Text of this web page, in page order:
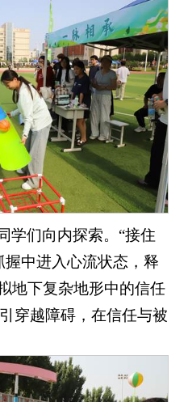
学们向内探索。“接住
中进入心流状态，释
地下复杂地形中的信任
穿越障碍，在信任与被